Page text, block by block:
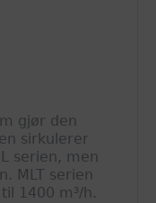
gjør den
sirkulerer
serien, men
MLT serien
1400 m³/h.